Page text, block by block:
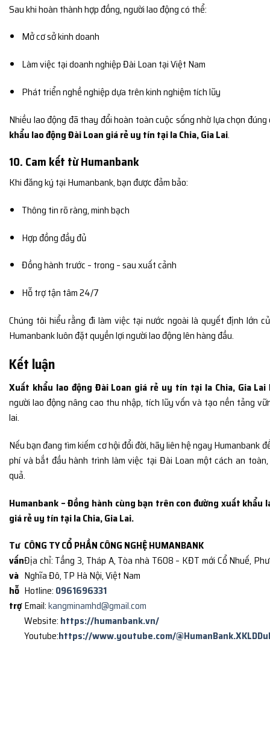
Sau khi hoàn thành hợp đồng, người lao động có thể:
Mở cơ sở kinh doanh
Làm việc tại doanh nghiệp Đài Loan tại Việt Nam
Phát triển nghề nghiệp dựa trên kinh nghiệm tích lũy
Nhiều lao động đã thay đổi hoàn toàn cuộc sống nhờ lựa chọn
khẩu lao động Đài Loan giá rẻ uy tín tại Ia Chia, Gia Lai.
10. Cam kết từ Humanbank
Khi đăng ký tại Humanbank, bạn được đảm bảo:
Thông tin rõ ràng, minh bạch
Hợp đồng đầy đủ
Đồng hành trước – trong – sau xuất cảnh
Hỗ trợ tận tâm 24/7
Chúng tôi hiểu rằng đi làm việc tại nước ngoài là quyết định lớn
Humanbank luôn đặt quyền lợi người lao động lên hàng đầu.
Kết luận
Xuất khẩu lao động Đài Loan giá rẻ uy tín tại Ia Chia, Gia Lai
người lao động nâng cao thu nhập, tích lũy vốn và tạo nền tảng
lai.
Nếu bạn đang tìm kiếm cơ hội đổi đời, hãy liên hệ ngay Humanbank
phí và bắt đầu hành trình làm việc tại Đài Loan một cách an
quả.
Humanbank – Đồng hành cùng bạn trên con đường xuất khẩu
giá rẻ uy tín tại Ia Chia, Gia Lai.
Tư
vấn
và
hỗ
trợ
CÔNG TY CỔ PHẦN CÔNG NGHỆ HUMANBANK
Địa chỉ: Tầng 3, Tháp A, Tòa nhà T608 – KĐT mới Cổ Nhuế,
Nghĩa Đô, TP Hà Nội, Việt Nam
Hotline: 0961696331
Email:kangminamhd@gmail.com
Website: https://humanbank.vn/
Youtube:https://www.youtube.com/